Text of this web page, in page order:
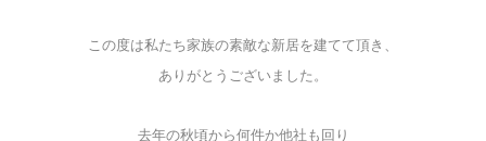
この度は私たち家族の素敵な新居を建てて頂き、
ありがとうございました。
去年の秋頃から何件か他社も回り